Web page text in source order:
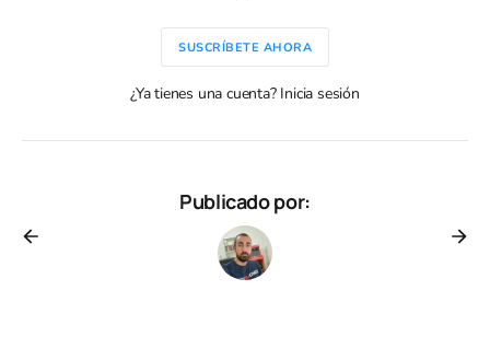
SUSCRÍBETE AHORA
¿Ya tienes una cuenta? Inicia sesión
Publicado por: